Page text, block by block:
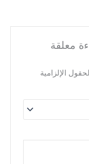
معلقة
الحقول الإلزامية